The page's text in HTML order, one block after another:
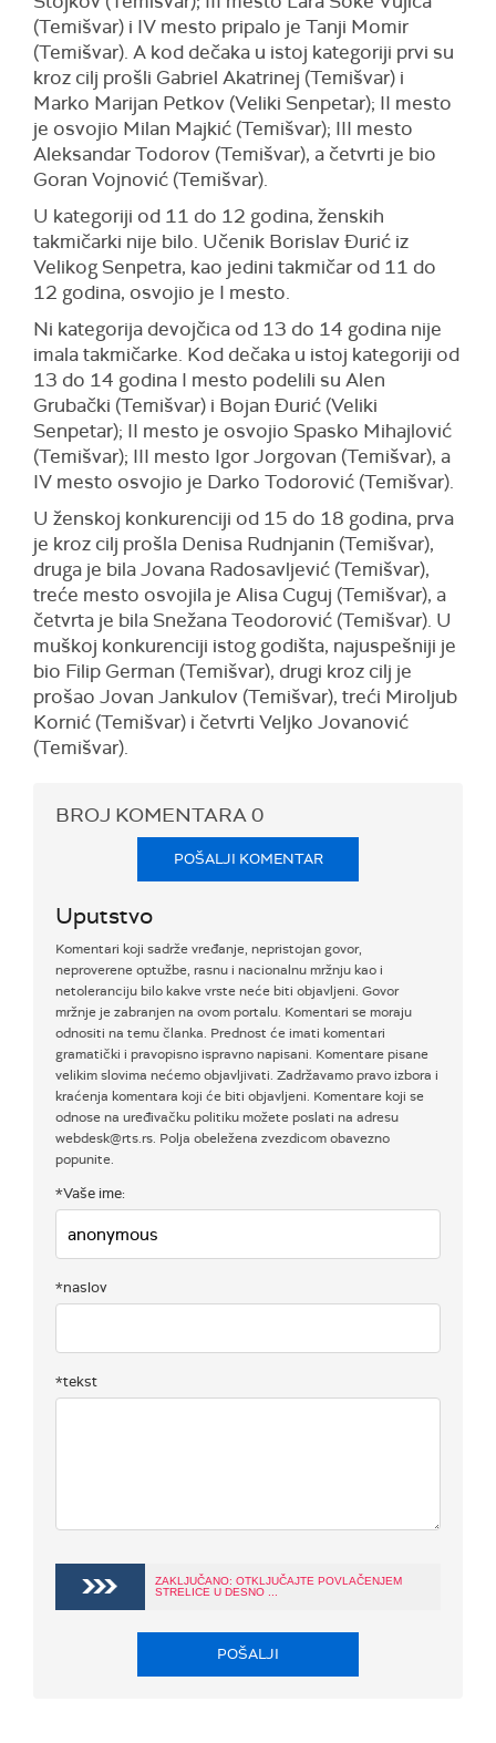
(Temišvar) i IV mesto pripalo je Tanji Momir
(Temišvar). A kod dečaka u istoj kategoriji prvi su
kroz cilj prošli Gabriel Akatrinej (Temišvar) i
Marko Marijan Petkov (Veliki Senpetar); II mesto
je osvojio Milan Majkić (Temišvar); III mesto
Aleksandar Todorov (Temišvar), a četvrti je bio
Goran Vojnović (Temišvar).
U kategoriji od 11 do 12 godina, ženskih
takmičarki nije bilo. Učenik Borislav Đurić iz
Velikog Senpetra, kao jedini takmičar od 11 do
12 godina, osvojio je I mesto.
Ni kategorija devojčica od 13 do 14 godina nije
imala takmičarke. Kod dečaka u istoj kategoriji od
13 do 14 godina I mesto podelili su Alen
Grubački (Temišvar) i Bojan Đurić (Veliki
Senpetar); II mesto je osvojio Spasko Mihajlović
(Temišvar); III mesto Igor Jorgovan (Temišvar), a
IV mesto osvojio je Darko Todorović (Temišvar).
U ženskoj konkurenciji od 15 do 18 godina, prva
je kroz cilj prošla Denisa Rudnjanin (Temišvar),
druga je bila Jovana Radosavljević (Temišvar),
treće mesto osvojila je Alisa Cuguj (Temišvar), a
četvrta je bila Snežana Teodorović (Temišvar). U
muškoj konkurenciji istog godišta, najuspešniji je
bio Filip German (Temišvar), drugi kroz cilj je
prošao Jovan Jankulov (Temišvar), treći Miroljub
Kornić (Temišvar) i četvrti Veljko Jovanović
(Temišvar).
BROJ KOMENTARA0
POŠALJI KOMENTAR
Uputstvo
Komentari koji sadrže vređanje, nepristojan govor,
neproverene optužbe, rasnu i nacionalnu mržnju kao i
netoleranciju bilo kakve vrste neće biti objavljeni. Govor
mržnje je zabranjen na ovom portalu. Komentari se moraju
odnositi na temu članka. Prednost će imati komentari
gramatički i pravopisno ispravno napisani. Komentare pisane
velikim slovima nećemo objavljivati. Zadržavamo pravo izbora i
kraćenja komentara koji će biti objavljeni. Komentare koji se
odnose na uređivačku politiku možete poslati na adresu
webdesk@rts.rs. Polja obeležena zvezdicom obavezno
popunite.
*Vaše ime:
*naslov
*tekst
ZAKLJUČANO: OTKLJUČAJTE POVLAČENJEM
STRELICE U DESNO ...
POŠALJI